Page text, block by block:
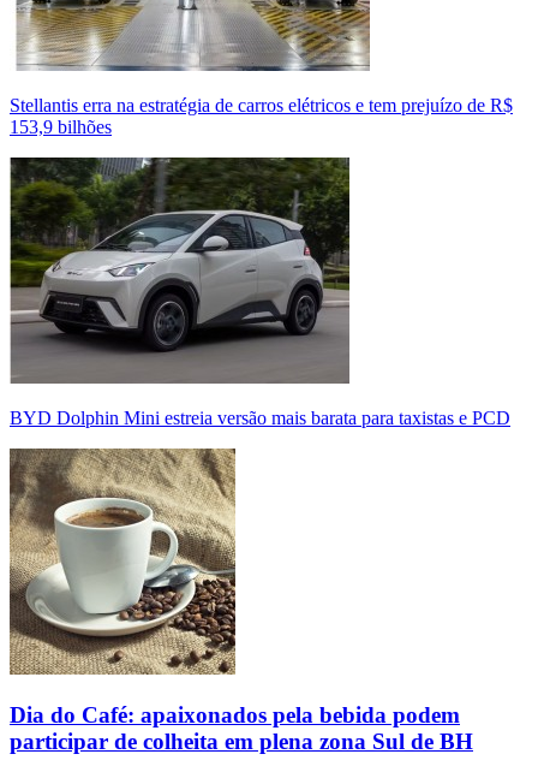
Stellantis erra na estratégia de carros elétricos e tem prejuízo de R$
153,9 bilhões
BYD Dolphin Mini estreia versão mais barata para taxistas e PCD
Dia do Café: apaixonados pela bebida podem
participar de colheita em plena zona Sul de BH